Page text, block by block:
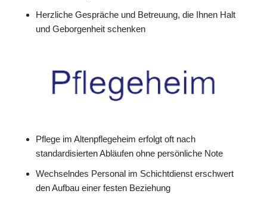
Herzliche Gespräche und Betreuung, die Ihnen Halt
und Geborgenheit schenken
Pflege im Altenpflegeheim erfolgt oft nach
standardisierten Abläufen ohne persönliche Note
Wechselndes Personal im Schichtdienst erschwert
den Aufbau einer festen Beziehung